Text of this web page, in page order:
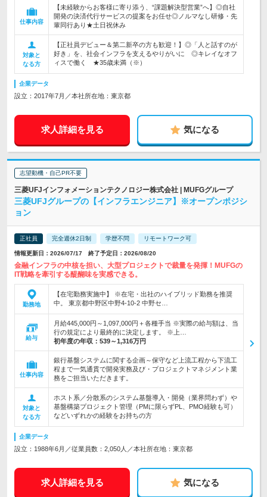
仕事内容
【未経験からお客様に寄り添う、“課題解決型営業”へ】◎自社
開発の決済代行サービスの提案をお任せ◎ノルマなし研修・先
輩同行あり★土日祝休み
対象と
なる方
【正社員デビュー＆第二新卒の方も歓迎！】◎「人と話すのが
好き」を、社会インフラを支えるやりがいに ◎キレイなオフ
ィスで働く ★35歳未満（※）
企業データ
設立：2017年7月／本社所在地：東京都
求人詳細を見る 気になる
志望動機・自己PR不要
三菱UFJインフォメーションテクノロジー株式会社 | MUFGグループ
三菱UFJグループの【インフラエンジニア】※オープンポジシ
ョン
正社員 完全週休2日制 学歴不問 リモートワーク可
情報更新日：2026/07/17 終了予定日：2026/08/20
金融インフラの中核を担い、大型プロジェクトで裁量を発揮！MUFGの
IT戦略を牽引する醍醐味を実感できる。
勤務地
【在宅勤務実施中】 ※在宅・出社のハイブリッド勤務を推奨
中。 東京都中野区中野4-10-2 中野セ…
給与
月給445,000円～1,097,000円＋各種手当 ※実際の給与額は、当
行の規定により最終的に決定します。 ※上…
初年度の年収： 539～1,316万円
仕事内容
銀行基盤システムに関する企画～保守など上流工程から下流工
程まで一気通貫で開発実務及び・プロジェクトマネジメント業
務をご担当いただきます。
対象と
なる方
ホスト系／分散系のシステム基盤導入・開発（業界問わず）や
基盤構築プロジェクト管理（PMに限らずPL、PMO経験も可）
などいずれかの経験をお持ちの方
企業データ
設立：1988年6月／従業員数：2,050人／本社所在地：東京都
求人詳細を見る 気になる